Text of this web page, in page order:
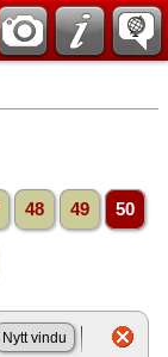
48 49 50